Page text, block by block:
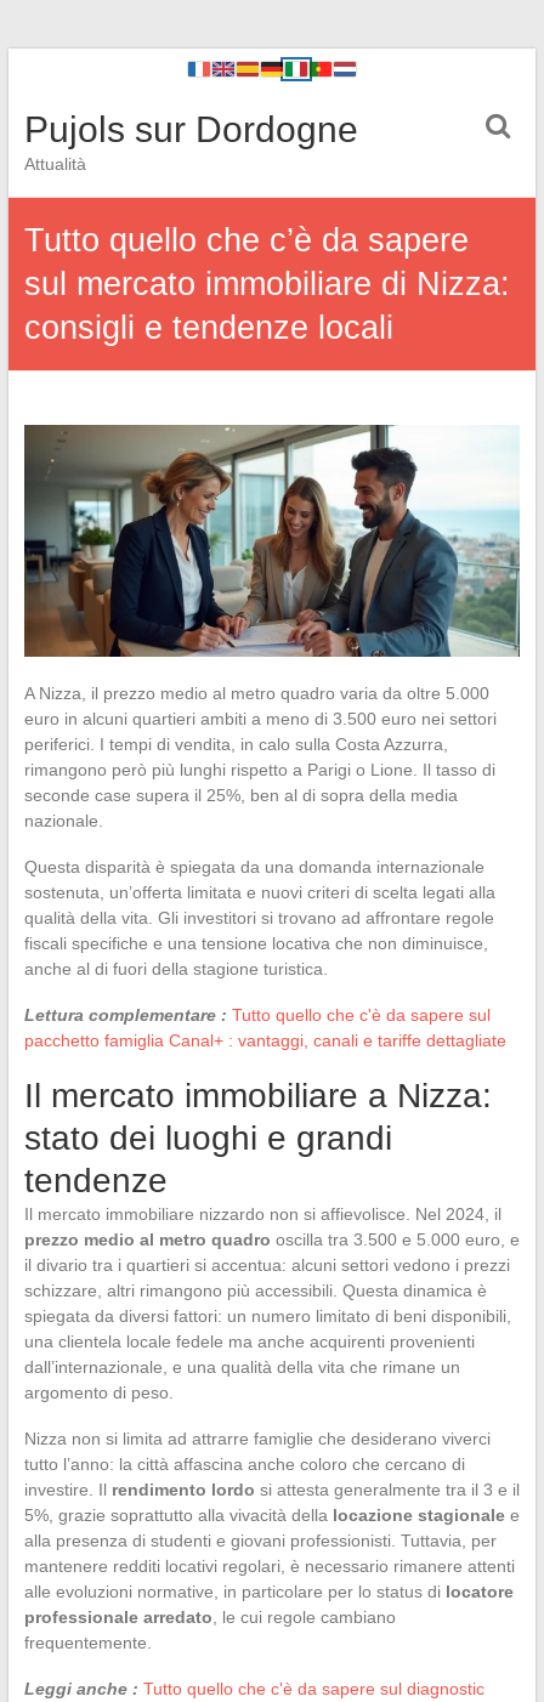
Pujols sur Dordogne
Attualità
Tutto quello che c’è da sapere
sul mercato immobiliare di Nizza:
consigli e tendenze locali
A Nizza, il prezzo medio al metro quadro varia da oltre 5.000
euro in alcuni quartieri ambiti a meno di 3.500 euro nei settori
periferici. I tempi di vendita, in calo sulla Costa Azzurra,
rimangono però più lunghi rispetto a Parigi o Lione. Il tasso di
seconde case supera il 25%, ben al di sopra della media
nazionale.
Questa disparità è spiegata da una domanda internazionale
sostenuta, un’offerta limitata e nuovi criteri di scelta legati alla
qualità della vita. Gli investitori si trovano ad affrontare regole
fiscali specifiche e una tensione locativa che non diminuisce,
anche al di fuori della stagione turistica.
Lettura complementare : Tutto quello che c'è da sapere sul
pacchetto famiglia Canal+ : vantaggi, canali e tariffe dettagliate
Il mercato immobiliare a Nizza:
stato dei luoghi e grandi
tendenze
Il mercato immobiliare nizzardo non si affievolisce. Nel 2024, il
prezzo medio al metro quadro oscilla tra 3.500 e 5.000 euro, e
il divario tra i quartieri si accentua: alcuni settori vedono i prezzi
schizzare, altri rimangono più accessibili. Questa dinamica è
spiegata da diversi fattori: un numero limitato di beni disponibili,
una clientela locale fedele ma anche acquirenti provenienti
dall’internazionale, e una qualità della vita che rimane un
argomento di peso.
Nizza non si limita ad attrarre famiglie che desiderano viverci
tutto l’anno: la città affascina anche coloro che cercano di
investire. Il rendimento lordo si attesta generalmente tra il 3 e il
5%, grazie soprattutto alla vivacità della locazione stagionalee
alla presenza di studenti e giovani professionisti. Tuttavia, per
mantenere redditi locativi regolari, è necessario rimanere attenti
alle evoluzioni normative, in particolare per lo status di locatore
professionale arredato , le cui regole cambiano
frequentemente.
Leggi anche : Tutto quello che c'è da sapere sul diagnostic